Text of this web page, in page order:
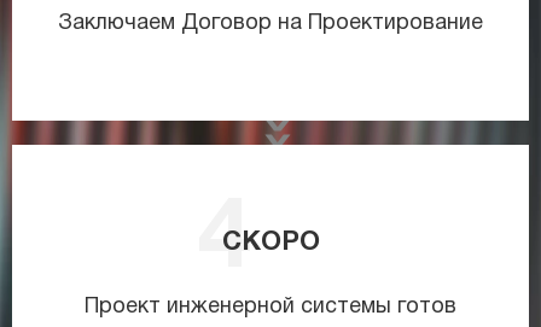
Заключаем Договор на Проектирование
СКОРО
Проект инженерной системы готов